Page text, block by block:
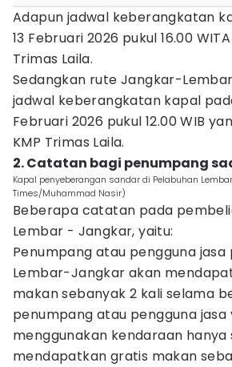
Adapun jadwal keberangkatan
13 Februari 2026 pukul 16.00
Trimas Laila.
Sedangkan rute Jangkar-
jadwal keberangkatan kapal
Februari 2026 pukul 12.00 WIB
KMP Trimas Laila.
2. Catatan bagi penumpang
Kapal penyeberangan sandar di Pelabuhan
Times/Muhammad Nasir)
Beberapa catatan pada
Lembar - Jangkar, yaitu:
Penumpang atau pengguna jasa
Lembar-Jangkar akan
makan sebanyak 2 kali selama
penumpang atau pengguna jasa
menggunakan kendaraan hanya
mendapatkan gratis makan